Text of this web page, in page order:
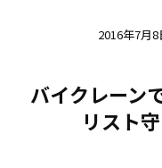
2016年7月8
バイクレーン
リスト